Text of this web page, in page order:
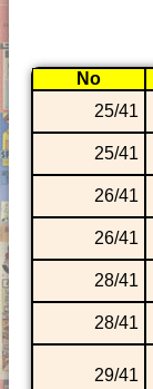
No
25/41
25/41
26/41
26/41
28/41
28/41
29/41